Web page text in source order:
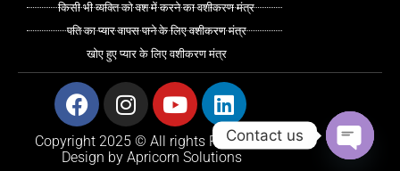
किसी भी व्यक्ति को वश में करने का वशीकरण मंत्र
पति का प्यार वापस पाने के लिए वशीकरण मंत्र
खोए हुए प्यार के लिए वशीकरण मंत्र
Facebook
Instagram
YoutubeLinkedin
Copyright 2025 © All rights Reserved.
Design by Apricorn Solutions
Contact us
Open